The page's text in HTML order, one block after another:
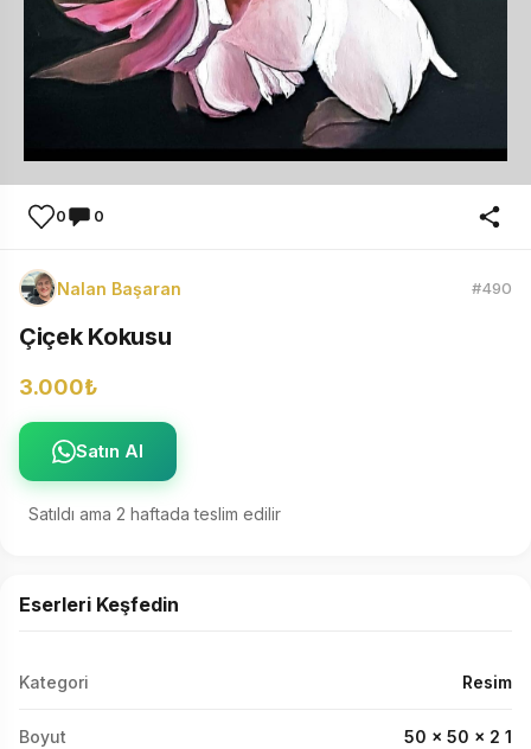
0 0
Nalan Başaran #490
Çiçek Kokusu
3.000₺
Satın Al
Satıldı ama 2 haftada teslim edilir
Eserleri Keşfedin
Kategori Resim
Boyut 50 x 50 x 2 1